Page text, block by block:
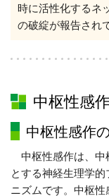
時に活性化するネ
の破綻が報告され
中枢性感
中枢性感作
中枢性感作は、中
とする神経生理学
ニズムです。中枢